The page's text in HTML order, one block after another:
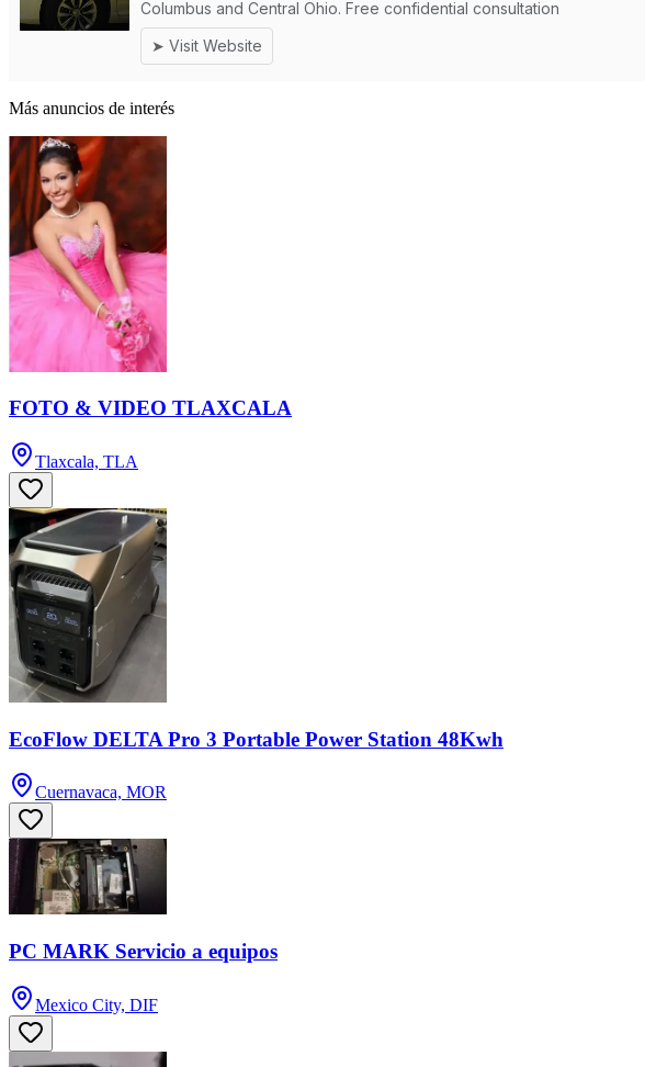
Más anuncios de interés
FOTO & VIDEO TLAXCALA
Tlaxcala, TLA
EcoFlow DELTA Pro 3 Portable Power Station 48Kwh
Cuernavaca, MOR
PC MARK Servicio a equipos
Mexico City, DIF